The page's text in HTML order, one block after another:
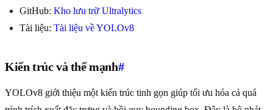
GitHub: Kho lưu trữ Ultralytics
Tài liệu: Tài liệu về YOLOv8
Kiến trúc và thế mạnh#
YOLOv8 giới thiệu một kiến trúc tinh gọn giúp tối ưu hóa cả quá